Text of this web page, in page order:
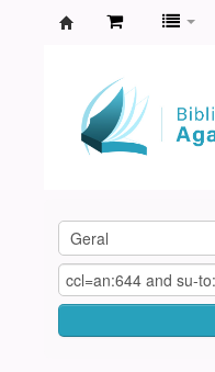
Agamenon
Magalhães